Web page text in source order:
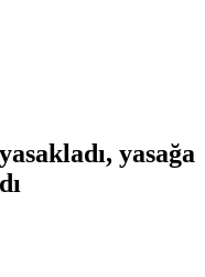
yasağa